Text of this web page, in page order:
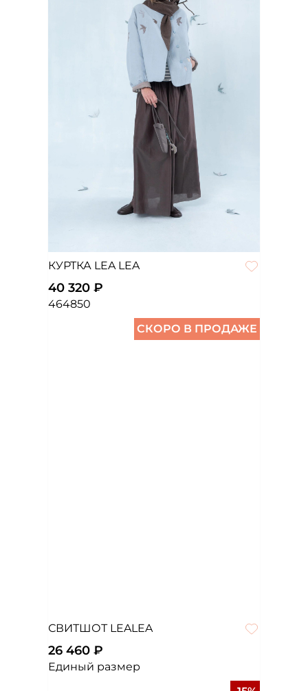
КУРТКА LEA LEA
40 320 ₽
464850
СКОРО В ПРОДАЖЕ
СВИТШОТ LEALEA
26 460 ₽
Единый размер